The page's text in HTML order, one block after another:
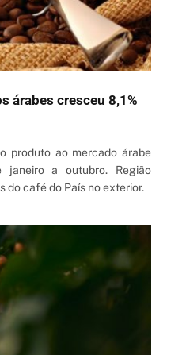
árabes cresceu 8,1%
produto ao mercado árabe
a outubro. Região
do café do País no exterior.